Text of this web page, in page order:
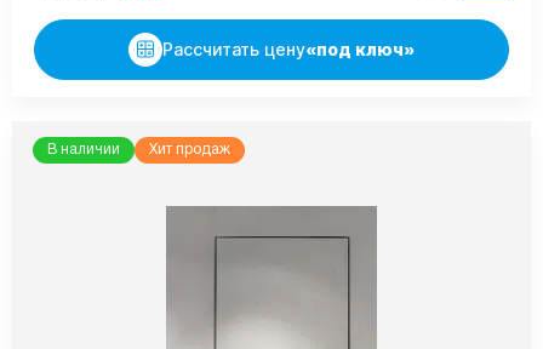
Рассчитать цену«под ключ»
В наличии Хит продаж